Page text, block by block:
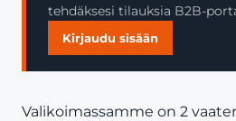
Yhteystiedot
tehdäksesi tilauksia B2B-
Kirjaudu sisään
Valikoimassamme on 2